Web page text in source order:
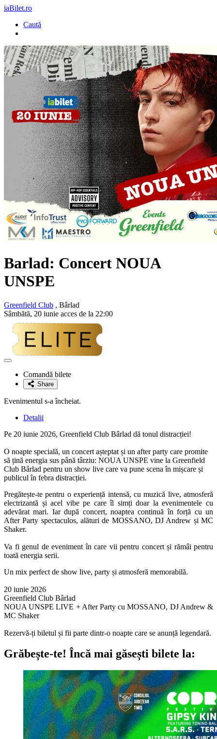
iaBilet.ro
Caută
Barlad: Concert NOUA
UNSPE
Greenfield Club , Bârlad
Sâmbătă, 20 iunie acces de la 22:00
Adaugă
favoriteComandă bilete
Share
Evenimentul s-a încheiat.
Detalii
Pe 20 iunie 2026, Greenfield Club Bârlad dă tonul distracției!
O noapte specială, un concert așteptat și un after party care promite
să țină energia sus până târziu: NOUA UNSPE vine la Greenfield
Club Bârlad pentru un show live care va pune scena în mișcare și
publicul în febra distracției.
Pregătește-te pentru o experiență intensă, cu muzică live, atmosferă
electrizantă și acel vibe pe care îl simți doar la evenimentele cu
adevărat mari. Iar după concert, noaptea continuă în forță cu un
After Party spectaculos, alături de MOSSANO, DJ Andrew și MC
Shaker.
Va fi genul de eveniment în care vii pentru concert și rămâi pentru
toată energia serii.
Un mix perfect de show live, party și atmosferă memorabilă.
20 iunie 2026
Greenfield Club Bârlad
NOUA UNSPE LIVE + After Party cu MOSSANO, DJ Andrew &
MC Shaker
Rezervă-ți biletul și fii parte dintr-o noapte care se anunță legendară.
Grăbește-te! Încă mai găsești bilete la: